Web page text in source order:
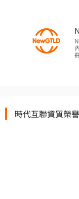
時代互聯資質榮譽